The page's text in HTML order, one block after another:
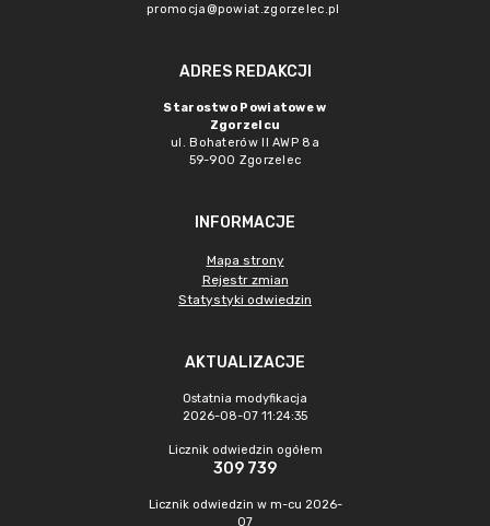
promocja@powiat.zgorzelec.pl
ADRES REDAKCJI
Starostwo Powiatowe w
Zgorzelcu
ul. Bohaterów II AWP 8a
59-900 Zgorzelec
INFORMACJE
Mapa strony
Rejestr zmian
Statystyki odwiedzin
AKTUALIZACJE
Ostatnia modyfikacja
2026-08-07 11:24:35
Licznik odwiedzin ogółem
309 739
Licznik odwiedzin w m-cu 2026-
07